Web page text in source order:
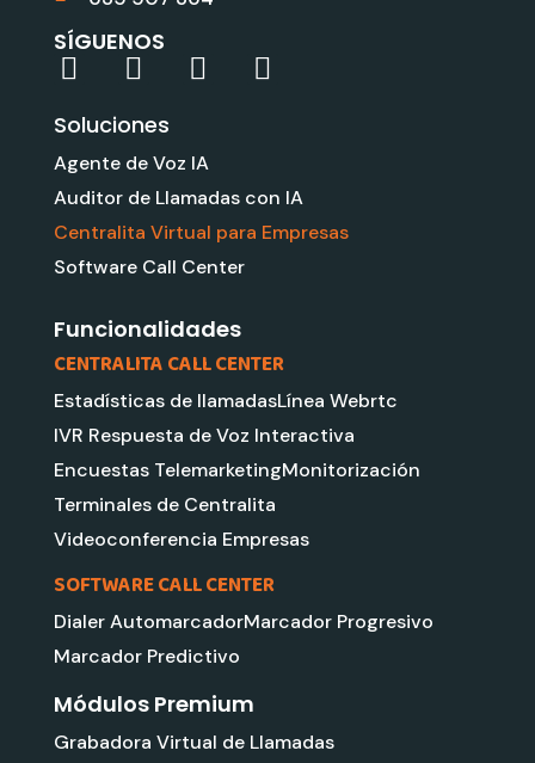
SÍGUENOS
L
n
k
e
d
i
n
Y
u
t
u
b
e
G
g
l
e
I
a
g
Soluciones
Agente de Voz IA
Auditor de Llamadas con IA
Centralita Virtual para Empresas
Software Call Center
Funcionalidades
CENTRALITA CALL CENTER
Estadísticas de llamadasLínea Webrtc
IVR Respuesta de Voz Interactiva
Encuestas TelemarketingMonitorización
Terminales de Centralita
Videoconferencia Empresas
SOFTWARE CALL CENTER
Dialer AutomarcadorMarcador Progresivo
Marcador Predictivo
Módulos Premium
Grabadora Virtual de Llamadas